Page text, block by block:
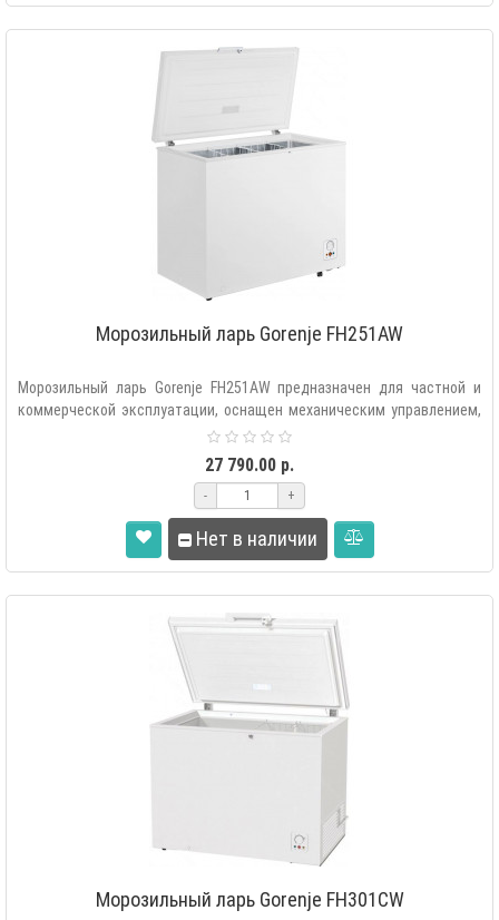
Морозильный ларь Gorenje FH251AW
Морозильный ларь Gorenje FH251AW предназначен для частной и
коммерческой эксплуатации, оснащен механическим управлением,
27 790.00 р.
- +
Нет в наличии
Морозильный ларь Gorenje FH301CW